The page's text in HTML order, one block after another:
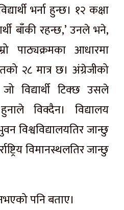
भर्ना हुन्छ। १२ कक्षा
बाँकी रहन्छ,’ उनले भने,
पाठ्यक्रमका आधारमा
२८ मात्र छ। अंग्रेजीको
विद्यार्थी टिक्छ उसले
विक्दैन। विद्यालय
विश्वविद्यालयतिर जान्छु
विमानस्थलतिर जान्छु
पनि बताए।